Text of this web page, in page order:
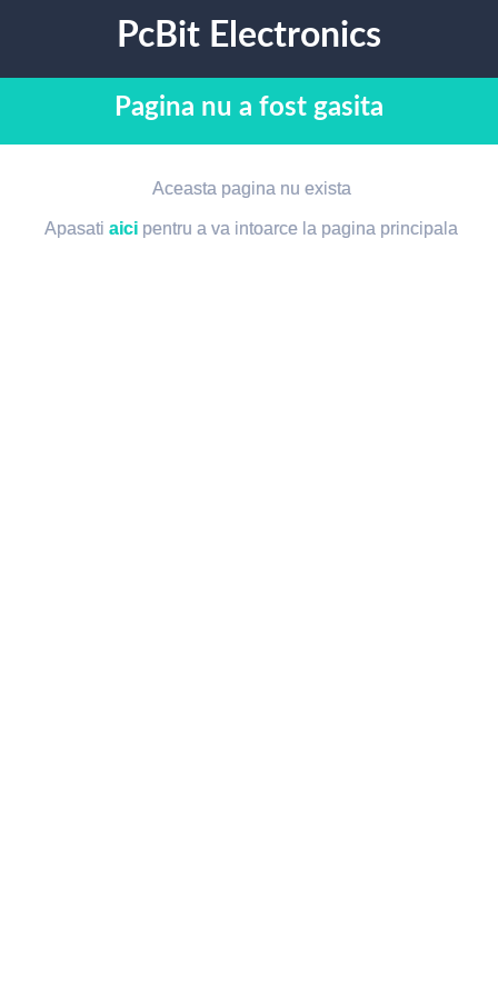
PcBit Electronics
Pagina nu a fost gasita
Aceasta pagina nu exista
Apasatiaici pentru a va intoarce la pagina principala